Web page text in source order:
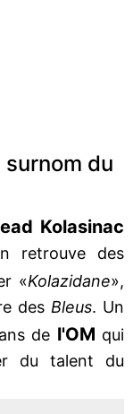
du
Kolasinac
retrouve des
«Kolazidane»,
des Bleus. Un
de l'OM qui
du talent du